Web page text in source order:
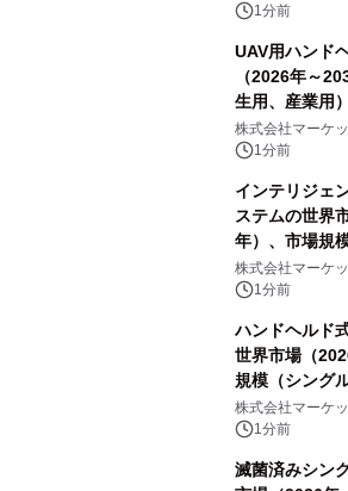
1分前
UAV用ハンド
（2026年～
生用、産業用
株式会社マーケ
1分前
インテリジェ
ステムの世界
年）、市場規
テム、携帯型
析レポートを発
株式会社マーケ
1分前
ハンドヘルド
世界市場（
規模（シング
ド）・分析レ
株式会社マーケ
1分前
滅菌済みシン